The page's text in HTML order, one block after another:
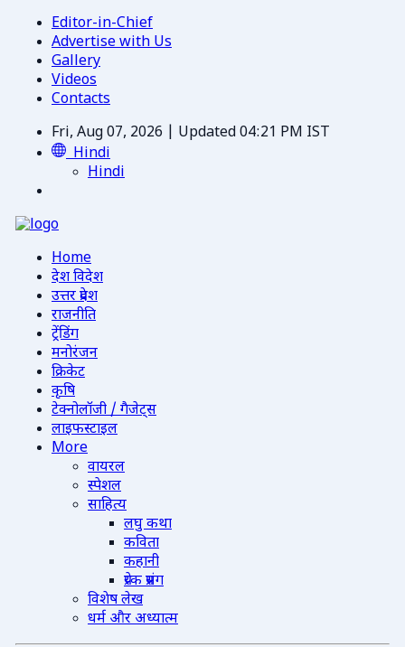
Editor-in-Chief
Advertise with Us
Gallery
Videos
Contacts
Fri, Aug 07, 2026 | Updated 04:21 PM IST
Hindi
Hindi
Home
देश विदेश
उत्तर प्रदेश
राजनीति
ट्रेंडिंग
मनोरंजन
क्रिकेट
कृषि
टेक्नोलॉजी / गैजेट्स
लाइफस्टाइल
More
वायरल
स्पेशल
साहित्य
लघु कथा
कविता
कहानी
प्रेरक प्रसंग
विशेष लेख
धर्म और अध्यात्म